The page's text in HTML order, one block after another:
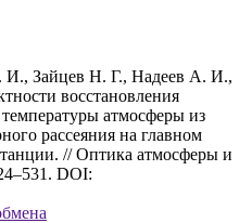
Зайцев Н. Г., Надеев А. И.,
восстановления
атмосферы из
рассеяния на главном
// Оптика атмосферы и
DOI: